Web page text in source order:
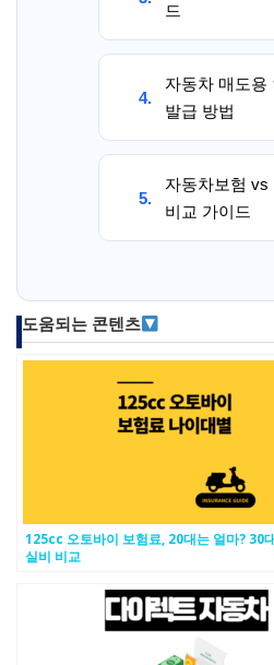
드
4.
자동차 매도용
발급 방법
5.
자동차보험 vs
비교 가이드
도움되는 콘텐츠
125cc 오토바이 보험료, 20대는 얼마? 30
실비 비교